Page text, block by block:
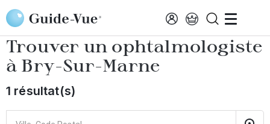
Aller au contenu principal
Accueil Annuaire des ophtalmologistes Bry-Sur-Marne
Trouver un ophtalmologiste
à Bry-Sur-Marne
1 résultat(s)